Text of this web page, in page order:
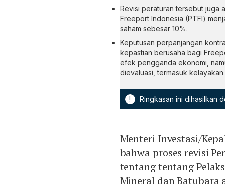
Revisi peraturan tersebut juga
Freeport Indonesia (PTFI)
saham sebesar 10%.
Keputusan perpanjangan
kepastian berusaha bagi
efek pengganda ekonomi,
dievaluasi, termasuk
! Ringkasan ini dihasilkan
Menteri Investasi/
bahwa proses revisi
tentang tentang
Mineral dan Batubara